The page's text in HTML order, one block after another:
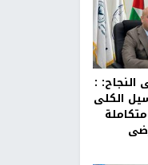
:
الكلى